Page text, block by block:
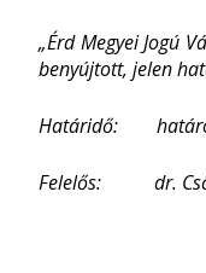
„Érd Megyei Jogú
benyújtott, jelen
Határidő:
Felelős: dr.